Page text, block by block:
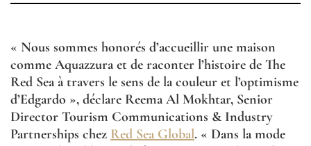
« Nous sommes honorés d’accueillir une maison
comme Aquazzura et de raconter l’histoire de The
Red Sea à travers le sens de la couleur et l’optimisme
d’Edgardo », déclare Reema Al Mokhtar, Senior
Director Tourism Communications & Industry
Partnerships chez Red Sea Global. « Dans la mode